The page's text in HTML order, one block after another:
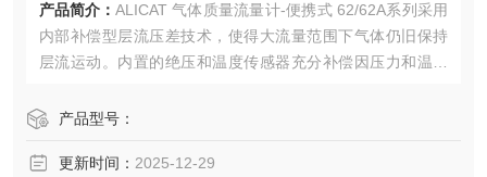
产品简介： ALICAT 气体质量流量计-便携式 62/62A系列采用
内部补偿型层流压差技术，使得大流量范围下气体仍旧保持
层流运动。内置的绝压和温度传感器充分补偿因压力和温度
行修正。具有NIST可溯源校准证书。
产品型号：
更新时间： 2025-12-29